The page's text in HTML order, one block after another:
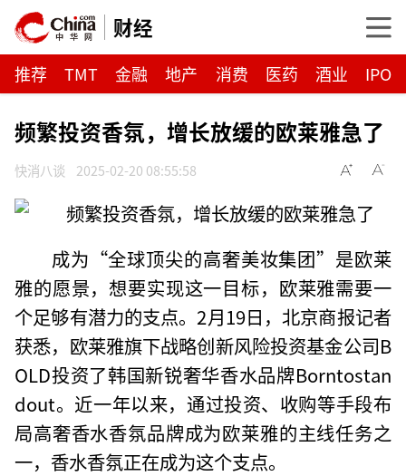
财经
推荐 TMT 金融 地产 消费 医药 酒业 IPO
频繁投资香氛，增长放缓的欧莱雅急了
快消八谈 2025-02-20 08:55:58
成为“全球顶尖的高奢美妆集团”是欧莱
雅的愿景，想要实现这一目标，欧莱雅需要一
个足够有潜力的支点。2月19日，北京商报记者
获悉，欧莱雅旗下战略创新风险投资基金公司B
OLD投资了韩国新锐奢华香水品牌Borntostan
dout。近一年以来，通过投资、收购等手段布
局高奢香水香氛品牌成为欧莱雅的主线任务之
一，香水香氛正在成为这个支点。